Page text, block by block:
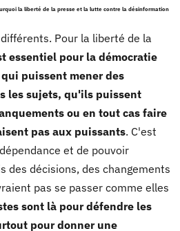
la liberté de la presse et la lutte contre la désinformation
Pour la liberté de la
essentiel pour la démocratie
puissent mener des
les sujets, qu'ils puissent
ou en tout cas faire
pas aux puissants. C'est
et de pouvoir
des décisions, des changements
pas se passer comme elles
sont là pour défendre les
pour donner une